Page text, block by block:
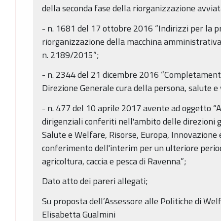
della seconda fase della riorganizzazione
- n. 1681 del 17 ottobre 2016 “Indirizzi per la
riorganizzazione della macchina
n. 2189/2015”;
- n. 2344 del 21 dicembre 2016
Direzione Generale cura della persona, salute
- n. 477 del 10 aprile 2017 avente ad oggetto
dirigenziali conferiti nell'ambito delle direzioni
Salute e Welfare, Risorse, Europa,
conferimento dell'interim per un ulteriore
agricoltura, caccia e pesca di Ravenna”;
Dato atto dei pareri allegati;
Su proposta dell’Assessore alle Politiche di
Elisabetta Gualmini